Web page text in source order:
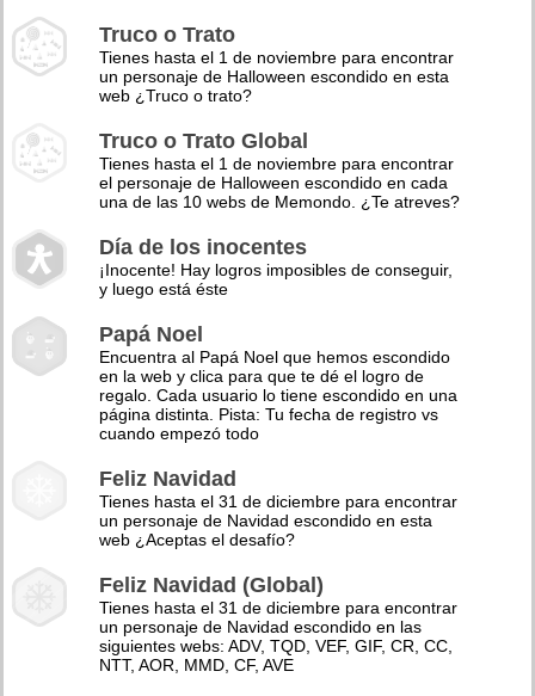
Truco o Trato
Tienes hasta el 1 de noviembre para encontrar
un personaje de Halloween escondido en esta
web ¿Truco o trato?
Truco o Trato Global
Tienes hasta el 1 de noviembre para encontrar
el personaje de Halloween escondido en cada
una de las 10 webs de Memondo. ¿Te atreves?
Día de los inocentes
¡Inocente! Hay logros imposibles de conseguir,
y luego está éste
Papá Noel
Encuentra al Papá Noel que hemos escondido
en la web y clica para que te dé el logro de
regalo. Cada usuario lo tiene escondido en una
página distinta. Pista: Tu fecha de registro vs
cuando empezó todo
Feliz Navidad
Tienes hasta el 31 de diciembre para encontrar
un personaje de Navidad escondido en esta
web ¿Aceptas el desafío?
Feliz Navidad (Global)
Tienes hasta el 31 de diciembre para encontrar
un personaje de Navidad escondido en las
siguientes webs: ADV, TQD, VEF, GIF, CR, CC,
NTT, AOR, MMD, CF, AVE